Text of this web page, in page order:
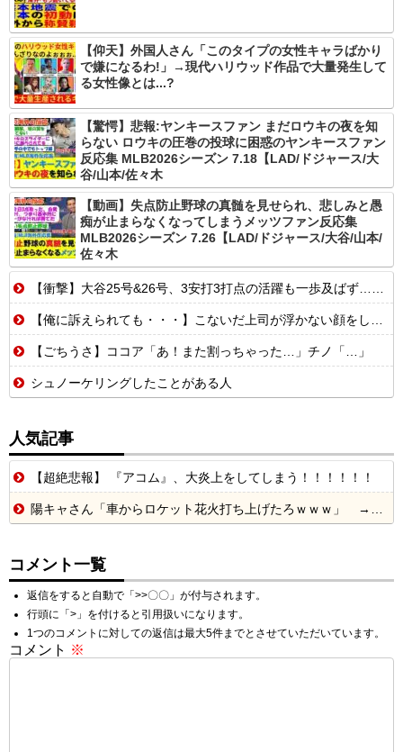
【仰天】外国人さん「このタイプの女性キャラばかり
で嫌になるわ!」→現代ハリウッド作品で大量発生して
る女性像とは...?
【驚愕】悲報:ヤンキースファン まだロウキの夜を知
らない ロウキの圧巻の投球に困惑のヤンキースファン
反応集 MLB2026シーズン 7.18【LAD/ドジャース/大
谷/山本/佐々木
【動画】失点防止野球の真髄を見せられ、悲しみと愚
痴が止まらなくなってしまうメッツファン反応集
MLB2026シーズン 7.26【LAD/ドジャース/大谷/山本/
佐々木
【衝撃】大谷25号&26号、3安打3打点の活躍も一歩及ばず…それでも希望を見出すLADファン反応集 MLB2026シーズン 8.
【俺に訴えられても・・・】こないだ上司が浮かない顔をしていたから、理由を聞いてみたら、ほんのりだった。【再】
【ごちうさ】ココア「あ！また割っちゃった…」チノ「…」
シュノーケリングしたことがある人
人気記事
【超絶悲報】 『アコム』、大炎上をしてしまう！！！！！！
陽キャさん「車からロケット花火打ち上げたろｗｗｗ」 → サンルーフが閉まっていて無事車内に発射
コメント一覧
返信をすると自動で「>>〇〇」が付与されます。
行頭に「>」を付けると引用扱いになります。
1つのコメントに対しての返信は最大5件までとさせていただいています。
コメント ※